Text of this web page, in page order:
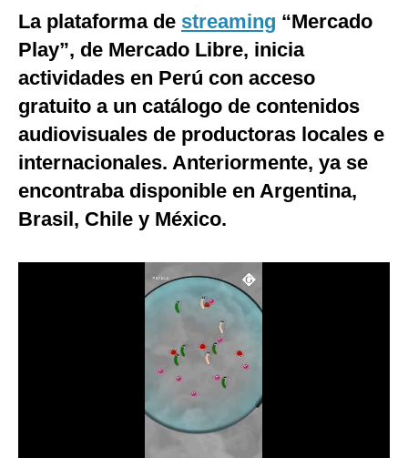
EEUU
México
España
Tecnología
Club del Suscriptor
La plataforma de streaming “Mercado
Play”, de Mercado Libre, inicia
actividades en Perú con acceso
gratuito a un catálogo de contenidos
audiovisuales de productoras locales e
internacionales. Anteriormente, ya se
encontraba disponible en Argentina,
Brasil, Chile y México.